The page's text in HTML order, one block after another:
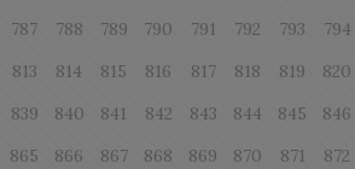
787 788 789 790 791 792 793 794
813 814 815 816 817 818 819 820
839 840 841 842 843 844 845 846
865 866 867 868 869 870 871 872